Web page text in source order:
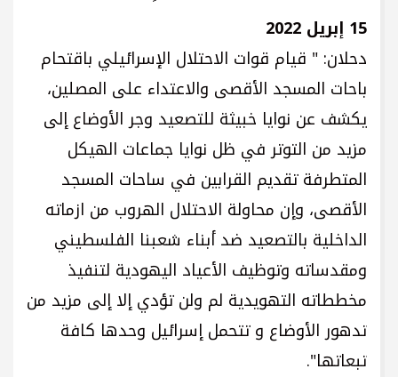
15 إبريل 2022
دحلان: " قيام قوات الاحتلال الإسرائيلي باقتحام
باحات المسجد الأقصى والاعتداء على المصلين،
يكشف عن نوايا خبيثة للتصعيد وجر الأوضاع إلى
مزيد من التوتر في ظل نوايا جماعات الهيكل
المتطرفة تقديم القرابين في ساحات المسجد
الأقصى، وإن محاولة الاحتلال الهروب من ازماته
الداخلية بالتصعيد ضد أبناء شعبنا الفلسطيني
ومقدساته وتوظيف الأعياد اليهودية لتنفيذ
مخططاته التهويدية لم ولن تؤدي إلا إلى مزيد من
تدهور الأوضاع و تتحمل إسرائيل وحدها كافة
تبعاتها".